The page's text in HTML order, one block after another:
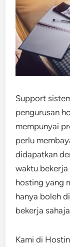
Support
pengurusan
mempunyai
perlu
didapatkan
waktu
hosting yang
hanya boleh
bekerja
Kami di